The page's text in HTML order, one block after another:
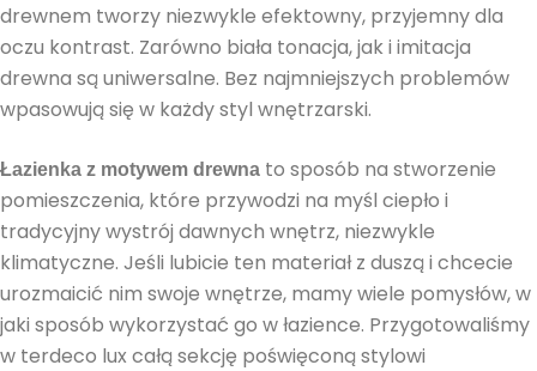
drewnem tworzy niezwykle efektowny, przyjemny dla
oczu kontrast. Zarówno biała tonacja, jak i imitacja
drewna są uniwersalne. Bez najmniejszych problemów
wpasowują się w każdy styl wnętrzarski.
Łazienka z motywem drewna to sposób na stworzenie
pomieszczenia, które przywodzi na myśl ciepło i
tradycyjny wystrój dawnych wnętrz, niezwykle
klimatyczne. Jeśli lubicie ten materiał z duszą i chcecie
urozmaicić nim swoje wnętrze, mamy wiele pomysłów, w
jaki sposób wykorzystać go w łazience. Przygotowaliśmy
w terdeco lux całą sekcję poświęconą stylowi